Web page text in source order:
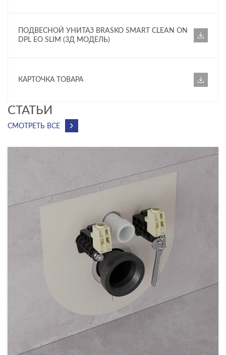
ПОДВЕСНОЙ УНИТАЗ BRASKO SMART CLEAN ON
DPL EO SLIM (3Д МОДЕЛЬ)
КАРТОЧКА ТОВАРА
CТАТЬИ
СМОТРЕТЬ ВСЕ